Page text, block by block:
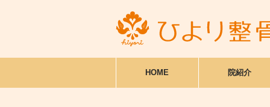
HOME 院紹介